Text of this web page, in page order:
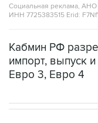
Социальная реклама,
ИНН 7725383515 Erid:
Кабмин РФ
импорт, выпуск
Евро 3, Евро 4